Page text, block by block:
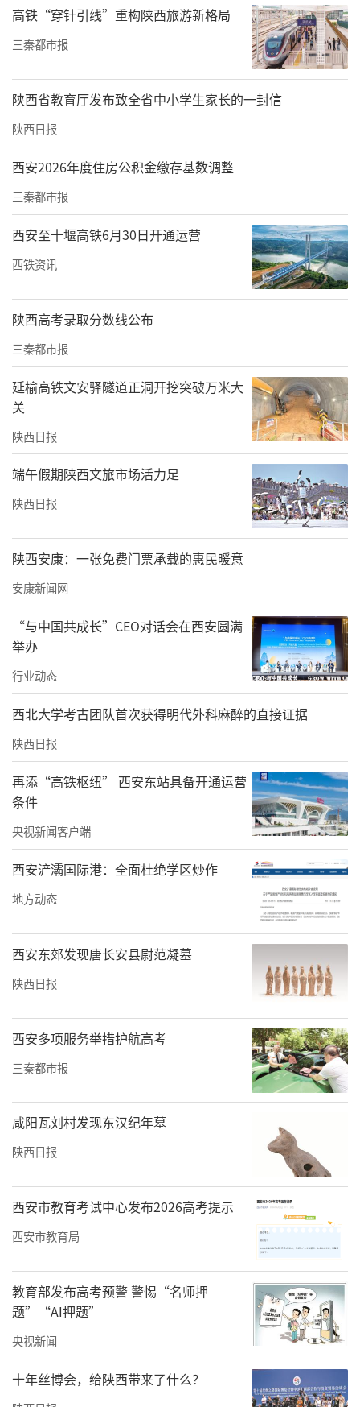
由于社区服务中心大部分服务具有公益性，且
整体费用较低，资金不足成为运营的最大难
贷”产品，以信用抵押为基础，利率按照基准
利率执行，为该社区服务中心提供资金支持。
工商银行咸阳分行工作人员介绍，目前已通
过“医养贷”产品累计向咸阳8户社区医院发放
低利率纯信用普惠养老贷款1220万元，为社区
医院提供了有力的资金支持，及时填补了资金
缺口，解决了日常药品采购和人员工资问题，
打造了支持养老产业发展新模式。
工商银行咸阳分行还在网点适老化服务建设方
面做出显著努力。该行为老年客户专门设置了
专用无障碍停车位、无障碍通道和无障碍卫生
间，同时安装了紧急呼叫按钮，配备了AED自动
除颤仪，确保老年客户在遇到突发疾病时能够
第一时间得到急救，还为老年客户提供了爱心
窗口和爱心服务专岗，推行“一站式”服务模
式，高效解决老年客户的特殊业务需求，打造
养老金融特色网点。
此外，工商银行咸阳分行还在普惠金融服务方
面展现了国有大行的社会责任和担当。扎实推
进“小微企业融资协调工作机制”落地见效，
广泛开展“千企万户大走访”，活动开展以来
累计走访小微企业1289户，累计为774户小微企
业投放普惠贷款5.18亿元，促使普惠金融服务
直达经济社会机体末梢，打通融资堵点“最后
一公里”。
截止2025年1月末，咸阳分行普惠贷款余额25.3
9亿元，服务小微客户2836户。“新一代经营快
贷”主打线上申请、信用额度、灵活高
效，“网贷通”产品押品丰富、流程便捷、随
借随还。特色产品多点开花，“秦科e贷”产品
精准支持科技型小微企业，为区域发展增添创
新活力；“种植e贷”“养殖e贷”“苹果兴农
贷”产品服务涉农领域种养殖、苹果仓储批发
客户；“辣椒贷”“香油贷”“茯茶贷”为县
域特色产业发展添砖加瓦；“医保贷”“助医
贷”为两定医疗机构和医疗器械供应商提供专
属产品，服务民生医疗行业。
高铁“穿针引线”重构陕西旅游新格局
三秦都市报
陕西省教育厅发布致全省中小学生家长的一封信
陕西日报
西安2026年度住房公积金缴存基数调整
三秦都市报
西安至十堰高铁6月30日开通运营
西铁资讯
陕西高考录取分数线公布
三秦都市报
延榆高铁文安驿隧道正洞开挖突破万米大
关
陕西日报
端午假期陕西文旅市场活力足
陕西日报
陕西安康：一张免费门票承载的惠民暖意
安康新闻网
“与中国共成长”CEO对话会在西安圆满
举办
行业动态
西北大学考古团队首次获得明代外科麻醉的直接证据
陕西日报
再添“高铁枢纽” 西安东站具备开通运营
条件
央视新闻客户端
西安浐灞国际港：全面杜绝学区炒作
地方动态
西安东郊发现唐长安县尉范凝墓
陕西日报
西安多项服务举措护航高考
三秦都市报
咸阳瓦刘村发现东汉纪年墓
陕西日报
西安市教育考试中心发布2026高考提示
西安市教育局
教育部发布高考预警 警惕“名师押
题”“AI押题”
央视新闻
十年丝博会，给陕西带来了什么？